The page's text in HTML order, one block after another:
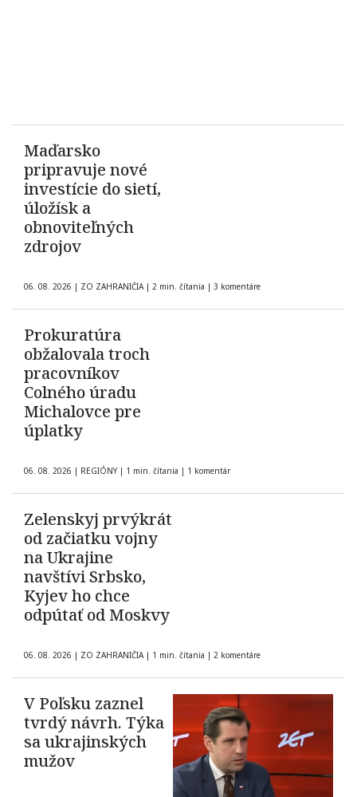
Maďarsko
pripravuje nové
investície do sietí,
úložísk a
obnoviteľných
zdrojov
06. 08. 2026 | ZO ZAHRANIČIA | 2 min. čítania | 3 komentáre
Prokuratúra
obžalovala troch
pracovníkov
Colného úradu
Michalovce pre
úplatky
06. 08. 2026 | REGIÓNY | 1 min. čítania | 1 komentár
Zelenskyj prvýkrát
od začiatku vojny
na Ukrajine
navštívi Srbsko,
Kyjev ho chce
odpútať od Moskvy
06. 08. 2026 | ZO ZAHRANIČIA | 1 min. čítania | 2 komentáre
V Poľsku zaznel
tvrdý návrh. Týka
sa ukrajinských
mužov